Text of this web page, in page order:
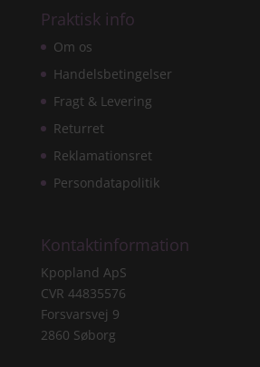
Praktisk info
Om os
Handelsbetingelser
Fragt & Levering
Returret
Reklamationsret
Persondatapolitik
Kontaktinformation
Kpopland ApS
CVR 44835576
Forsvarsvej 9
2860 Søborg